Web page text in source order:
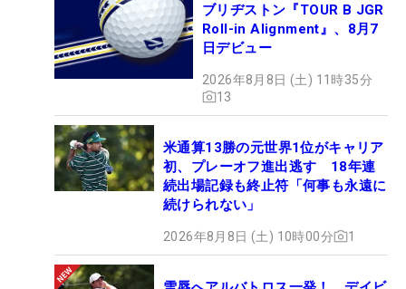
ブリヂストン『TOUR B JGR
Roll-in Alignment』、8月7
日デビュー
2026年8月8日 (土) 11時35分
13
米通算13勝の元世界1位がキャリア
初、プレーオフ進出逃す 18年連
続出場記録も終止符「何事も永遠に
続けられない」
2026年8月8日 (土) 10時00分 1